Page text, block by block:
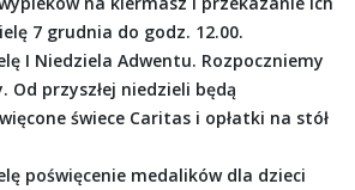
7 grudnia do godz. 12.00.
I Niedziela Adwentu. Rozpoczniemy
przyszłej niedzieli będą
świece Caritas i opłatki na stół
poświęcenie medalików dla dzieci